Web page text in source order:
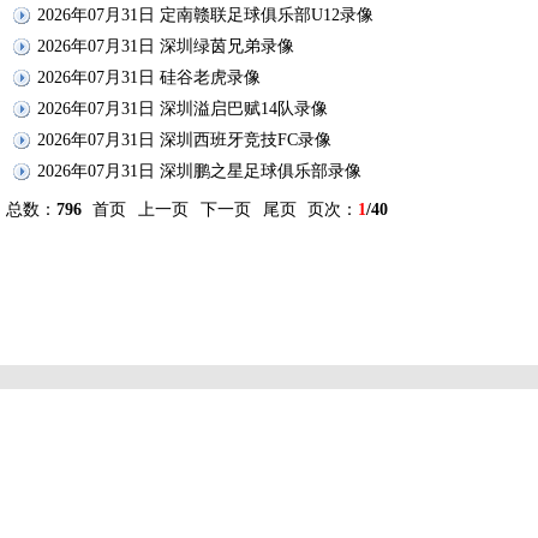
2026年07月31日 定南赣联足球俱乐部U12录像
2026年07月31日 深圳绿茵兄弟录像
2026年07月31日 硅谷老虎录像
2026年07月31日 深圳溢启巴赋14队录像
2026年07月31日 深圳西班牙竞技FC录像
2026年07月31日 深圳鹏之星足球俱乐部录像
总数： 796 首页 上一页 下一页 尾页 页次： 1/40